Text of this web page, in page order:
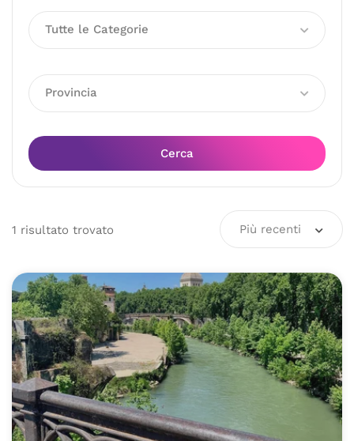
Tutte le Categorie
Provincia
Cerca
1 risultato trovato Più recenti